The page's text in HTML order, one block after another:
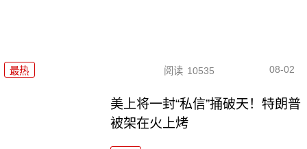
最热 阅读 10535 08-02
美上将一封“私信”捅破天！特朗普
被架在火上烤